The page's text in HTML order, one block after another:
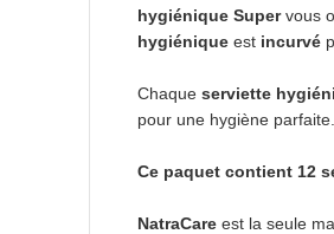
hygiénique Supervous
hygiénique est incurvé
Chaque serviette
pour une hygiène parfaite.
Ce paquet contient 12
NatraCare est la seule